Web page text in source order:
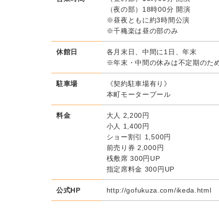
（夜の部）18時00分 開演
※昼夜ともに約3時間公演
※千穐楽は昼の部のみ
休館日
各月末日、中間に1日、年末
※年末・中間の休みは不定期のた
駐車場
《契約駐車場有り》
本町モータープール
料金
大人 2,200円
小人 1,400円
ショー割引 1,500円
前売り券 2,000円
桟敷席 300円UP
指定席料金 300円UP
公式HP http://gofukuza.com/ikeda.html